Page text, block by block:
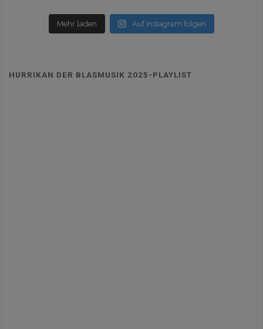
Mehr laden Auf Instagram folgen
HURRIKAN DER BLASMUSIK 2025-PLAYLIST